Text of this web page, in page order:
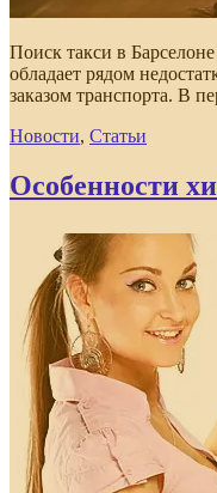
Поиск такси в
обладает рядом
заказом транспорта. В
Новости, Статьи
Особенности